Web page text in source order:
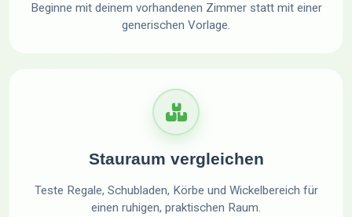
Beginne mit deinem vorhandenen Zimmer statt mit einer
generischen Vorlage.
Stauraum vergleichen
Teste Regale, Schubladen, Körbe und Wickelbereich für
einen ruhigen, praktischen Raum.